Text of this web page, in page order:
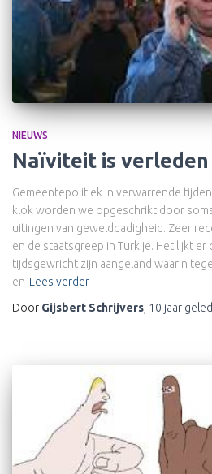
NIEUWS
Naïviteit is verleden
Gemeentepolitiek in verwarrende
klok worden we opgeschrikt door
uitingen van gewelddadigheid. Zeer
en de staatsgreep in Turkije. Het lijkt er
tijdsgewricht zijn aangeland waarin
en Lees verder
Door Gijsbert Schrijvers 10 jaar